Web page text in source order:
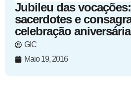
Jubileu das
sacerdotes e
celebração aniversária
GIC
Maio 19, 2016